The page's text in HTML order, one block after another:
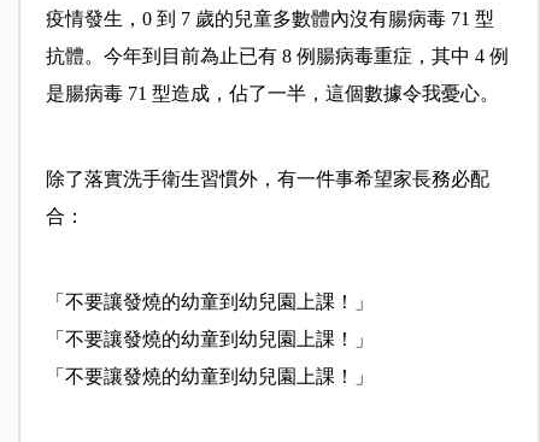
疫情發生，0 到 7 歲的兒童多數體內沒有腸病毒 71 型
抗體。今年到目前為止已有 8 例腸病毒重症，其中 4 例
是腸病毒 71 型造成，佔了一半，這個數據令我憂心。
除了落實洗手衛生習慣外，有一件事希望家長務必配
合：
「不要讓發燒的幼童到幼兒園上課！」
「不要讓發燒的幼童到幼兒園上課！」
「不要讓發燒的幼童到幼兒園上課！」